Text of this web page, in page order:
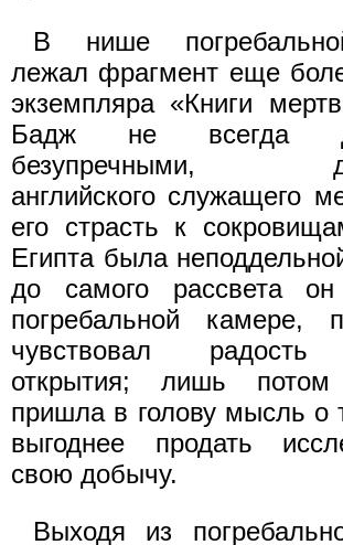
В нише
лежал фрагмент еще
экземпляра «Книги
Бадж не всегда
безупречными,
английского служащего
его страсть к
Египта была
до самого рассвета
погребальной камере,
чувствовал радость
открытия; лишь
пришла в голову мысль о
выгоднее продать
свою добычу.
Выходя из